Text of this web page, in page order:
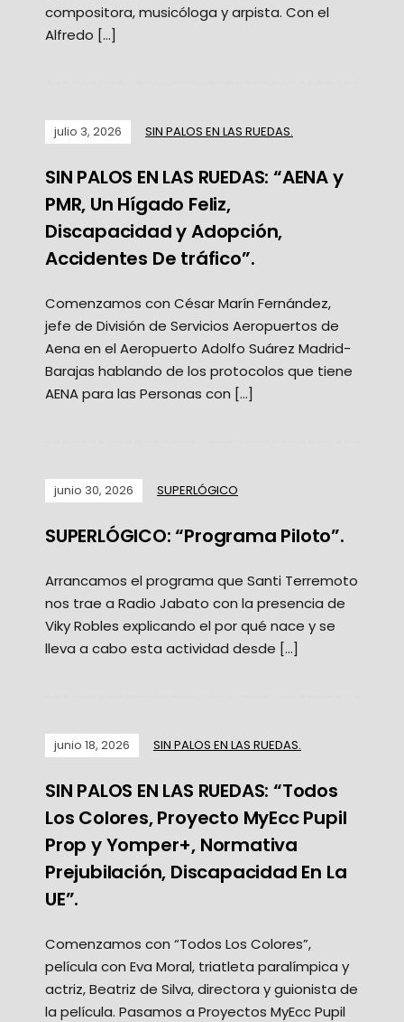
compositora, musicóloga y arpista. Con el
Alfredo […]
julio 3, 2026 SIN PALOS EN LAS RUEDAS.
SIN PALOS EN LAS RUEDAS: “AENA y
PMR, Un Hígado Feliz,
Discapacidad y Adopción,
Accidentes De tráfico”.
Comenzamos con César Marín Fernández,
jefe de División de Servicios Aeropuertos de
Aena en el Aeropuerto Adolfo Suárez Madrid-
Barajas hablando de los protocolos que tiene
AENA para las Personas con […]
junio 30, 2026 SUPERLÓGICO
SUPERLÓGICO: “Programa Piloto”.
Arrancamos el programa que Santi Terremoto
nos trae a Radio Jabato con la presencia de
Viky Robles explicando el por qué nace y se
lleva a cabo esta actividad desde […]
junio 18, 2026 SIN PALOS EN LAS RUEDAS.
SIN PALOS EN LAS RUEDAS: “Todos
Los Colores, Proyecto MyEcc Pupil
Prop y Yomper+, Normativa
Prejubilación, Discapacidad En La
UE”.
Comenzamos con “Todos Los Colores”,
película con Eva Moral, triatleta paralímpica y
actriz, Beatriz de Silva, directora y guionista de
la película. Pasamos a Proyectos MyEcc Pupil